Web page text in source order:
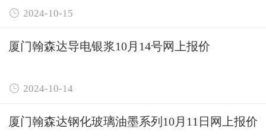
 2024-10-15
厦门翰森达导电银浆10月14号网上报价
 2024-10-14
厦门翰森达钢化玻璃油墨系列10月11日网上报价